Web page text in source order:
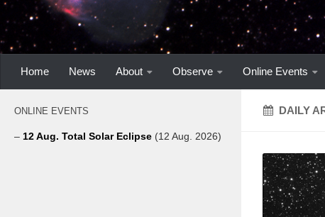
Home News About Observe Online Events
DAILY
ONLINE EVENTS
– 12 Aug. Total Solar Eclipse (12 Aug. 2026)